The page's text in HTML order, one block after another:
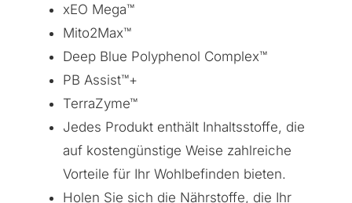
xEO Mega™
Mito2Max™
Deep Blue Polyphenol Complex™
PB Assist™+
TerraZyme™
Jedes Produkt enthält Inhaltsstoffe, die
auf kostengünstige Weise zahlreiche
Vorteile für Ihr Wohlbefinden bieten.
Holen Sie sich die Nährstoffe, die Ihr